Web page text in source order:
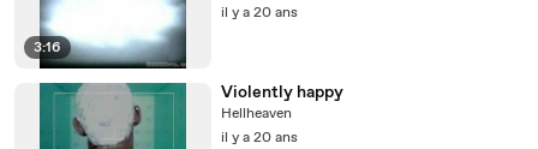
3:16
il y a 20 ans
Violently happy
Hellheaven
il y a 20 ans